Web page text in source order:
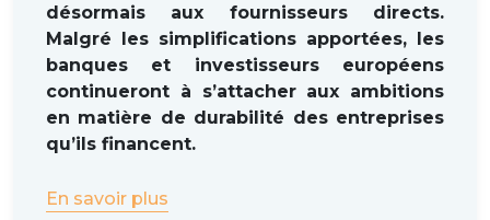
désormais aux fournisseurs directs.
Malgré les simplifications apportées, les
banques et investisseurs européens
continueront à s’attacher aux ambitions
en matière de durabilité des entreprises
qu’ils financent.
En savoir plus